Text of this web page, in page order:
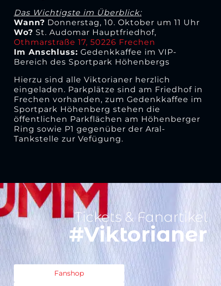
Das Wichtigste im Überblick:
Wann? Donnerstag, 10. Oktober um 11 Uhr
Wo? St. Audomar Hauptfriedhof,
Othmarstraße 17, 50226 Frechen
Im Anschluss: Gedenkkaffee im VIP-
Bereich des Sportpark Höhenbergs
Hierzu sind alle Viktorianer herzlich
eingeladen. Parkplätze sind am Friedhof in
Frechen vorhanden, zum Gedenkkaffee im
Sportpark Höhenberg stehen die
öffentlichen Parkflächen am Höhenberger
Ring sowie P1 gegenüber der Aral-
Tankstelle zur Vefügung.
Tickets & Fanartikel
#Viktorianer
Fanshop